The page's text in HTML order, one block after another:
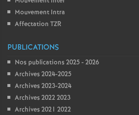
Mouvement Intra
Affectation TZR
PUBLICATIONS
Nos publications 2025 - 2026
Archives 2024-2025
Archives 2023-2024
Archives 2022 2023
Archives 2021 2022